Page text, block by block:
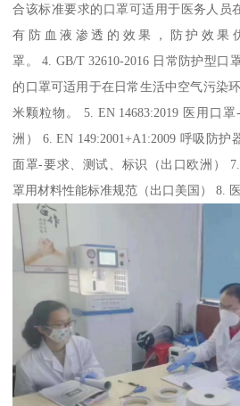
合该标准要求的口罩可适用于医务人员
有防血液渗透的效果，防护效果
罩。 4. GB/T 32610-2016 日常防护型口
的口罩可适用于在日常生活中空气污染
米颗粒物。 5. EN 14683:2019 医用口
洲） 6. EN 149:2001+A1:2009 呼吸防
面罩-要求、测试、标识（出口欧洲） 7.
罩用材料性能标准规范（出口美国） 8.